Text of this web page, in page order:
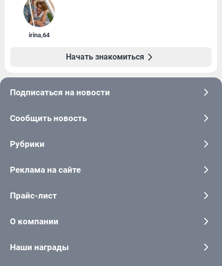
irina,64
Начать знакомиться
Подписаться на новости
Сообщить новость
Рубрики
Реклама на сайте
Прайс-лист
О компании
Наши награды